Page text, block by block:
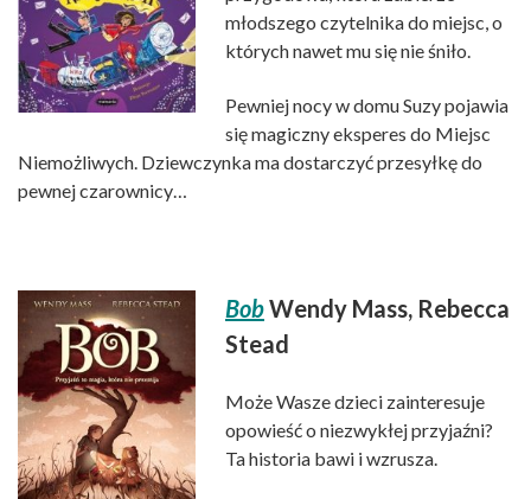
młodszego czytelnika do miejsc, o
których nawet mu się nie śniło.
Pewniej nocy w domu Suzy pojawia
się magiczny eksperes do Miejsc
Niemożliwych. Dziewczynka ma dostarczyć przesyłkę do
pewnej czarownicy…
BobWendy Mass, Rebecca
Stead
Może Wasze dzieci zainteresuje
opowieść o niezwykłej przyjaźni?
Ta historia bawi i wzrusza.